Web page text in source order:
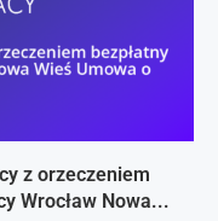
z orzeczeniem
Wrocław Nowa...